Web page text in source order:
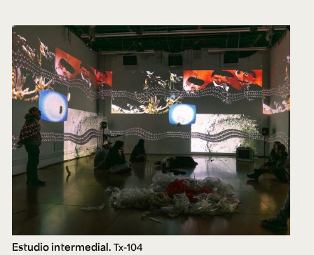
Estudio intermedial. Tx-104